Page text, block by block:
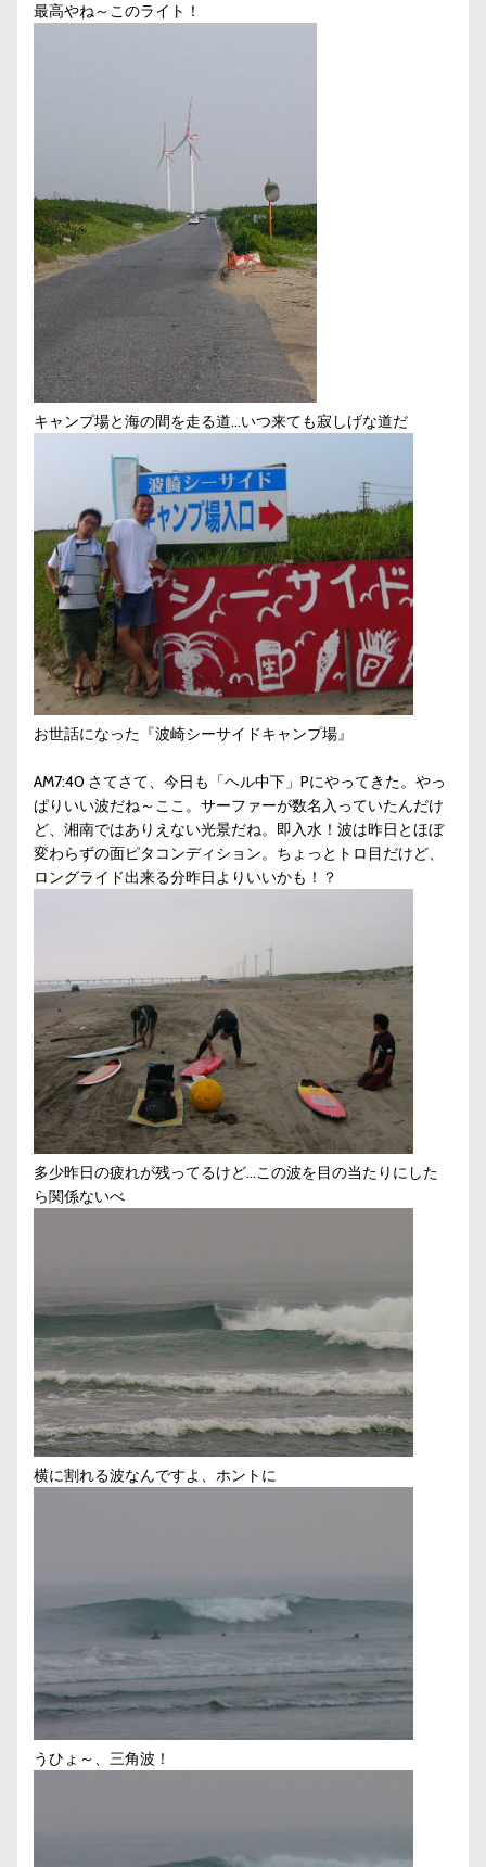
最高やね～このライト！
キャンプ場と海の間を走る道…いつ来ても寂しげな道だ
お世話になった『波崎シーサイドキャンプ場』
AM7:40 さてさて、今日も「ヘル中下」Pにやってきた。やっ
ぱりいい波だね～ここ。サーファーが数名入っていたんだけ
ど、湘南ではありえない光景だね。即入水！波は昨日とほぼ
変わらずの面ピタコンディション。ちょっとトロ目だけど、
ロングライド出来る分昨日よりいいかも！？
多少昨日の疲れが残ってるけど…この波を目の当たりにした
ら関係ないべ
横に割れる波なんですよ、ホントに
うひょ～、三角波！